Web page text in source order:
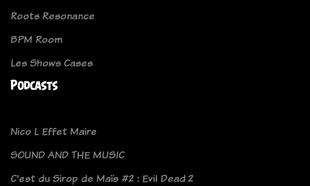
Roots Resonance
BPM Room
Les Shows Cases
Podcasts
Nico L Effet Maire
SOUND AND THE MUSIC
C'est du Sirop de Maïs #2 : Evil Dead 2